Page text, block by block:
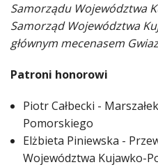
Samorządu Województwa
Samorząd Województwa
głównym mecenasem
Patroni honorowi
Piotr Całbecki -
Pomorskiego
Elżbieta Piniewska -
Województwa Kujawko-